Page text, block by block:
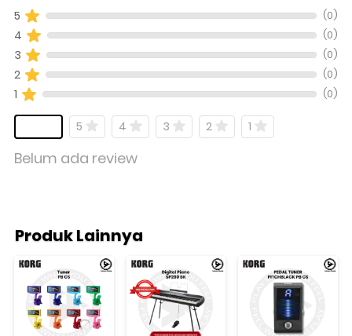
5 (0)
4 (0)
3 (0)
2 (0)
1 (0)
5 4 3 2 1
Belum ada review
Produk Lainnya